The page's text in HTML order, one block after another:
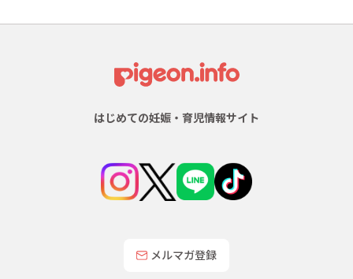
はじめての妊娠・育児情報サイト
メルマガ登録